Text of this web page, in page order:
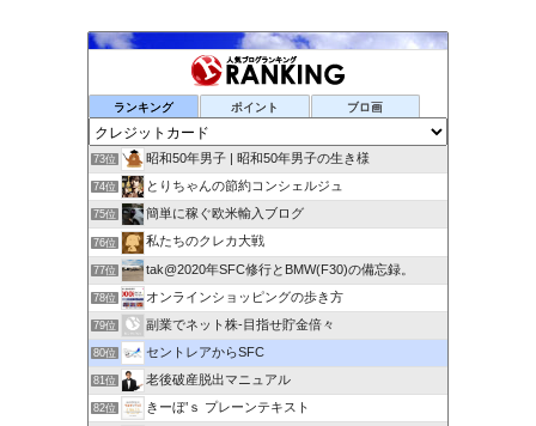
ランキング ポイント ブロ画
73位 昭和50年男子 | 昭和50年男子の生き様
74位 とりちゃんの節約コンシェルジュ
75位 簡単に稼ぐ欧米輸入ブログ
76位 私たちのクレカ大戦
77位 tak@2020年SFC修行とBMW(F30)の備忘録。
78位 オンラインショッピングの歩き方
79位 副業でネット株-目指せ貯金倍々
80位 セントレアからSFC
81位 老後破産脱出マニュアル
82位 きーぼ’ｓ プレーンテキスト